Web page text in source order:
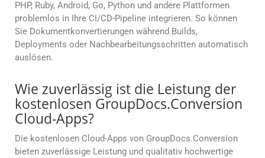
PHP, Ruby, Android, Go, Python und andere Plattformen
problemlos in Ihre CI/CD-Pipeline integrieren. So können
Sie Dokumentkonvertierungen während Builds,
Deployments oder Nachbearbeitungsschritten automatisch
auslösen.
Wie zuverlässig ist die Leistung der
kostenlosen GroupDocs.Conversion
Cloud-Apps?
Die kostenlosen Cloud-Apps von GroupDocs.Conversion
bieten zuverlässige Leistung und qualitativ hochwertige